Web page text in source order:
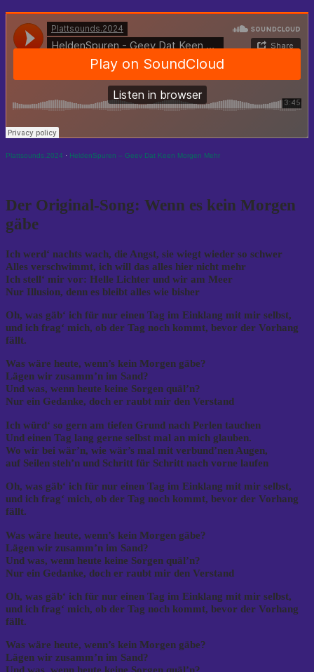
Plattsounds.2024 · HeldenSpuren – Geev Dat Keen Morgen Mehr
Der Original-Song: Wenn es kein Morgen
gäbe
Ich werd‘ nachts wach, die Angst, sie wiegt wieder so schwer
Alles verschwimmt, ich will das alles hier nicht mehr
Ich stell‘ mir vor: Helle Lichter und wir am Meer
Nur Illusion, denn es bleibt alles wie bisher
Oh, was gäb‘ ich für nur einen Tag im Einklang mit mir selbst,
und ich frag‘ mich, ob der Tag noch kommt, bevor der Vorhang
fällt.
Was wäre heute, wenn’s kein Morgen gäbe?
Lägen wir zusamm’n im Sand?
Und was, wenn heute keine Sorgen quäl’n?
Nur ein Gedanke, doch er raubt mir den Verstand
Ich würd‘ so gern am tiefen Grund nach Perlen tauchen
Und einen Tag lang gerne selbst mal an mich glauben.
Wo wir bei wär’n, wie wär’s mal mit verbund’nen Augen,
auf Seilen steh’n und Schritt für Schritt nach vorne laufen
Oh, was gäb‘ ich für nur einen Tag im Einklang mit mir selbst,
und ich frag‘ mich, ob der Tag noch kommt, bevor der Vorhang
fällt.
Was wäre heute, wenn’s kein Morgen gäbe?
Lägen wir zusamm’n im Sand?
Und was, wenn heute keine Sorgen quäl’n?
Nur ein Gedanke, doch er raubt mir den Verstand
Oh, was gäb‘ ich für nur einen Tag im Einklang mit mir selbst,
und ich frag‘ mich, ob der Tag noch kommt, bevor der Vorhang
fällt.
Was wäre heute, wenn’s kein Morgen gäbe?
Lägen wir zusamm’n im Sand?